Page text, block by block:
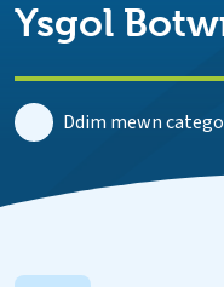
Ysgol
Ddim mewn